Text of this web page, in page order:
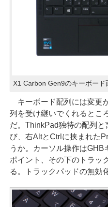
X1 Carbon Gen9のキーボード
キーボード配列には変更
列を受け継いでくれるとこ
だ。ThinkPad独特の配列
び、右AltとCtrlに挟まれた
うか。カーソル操作はGHB
ポイント、その下のトラッ
る。トラックパッドの無効